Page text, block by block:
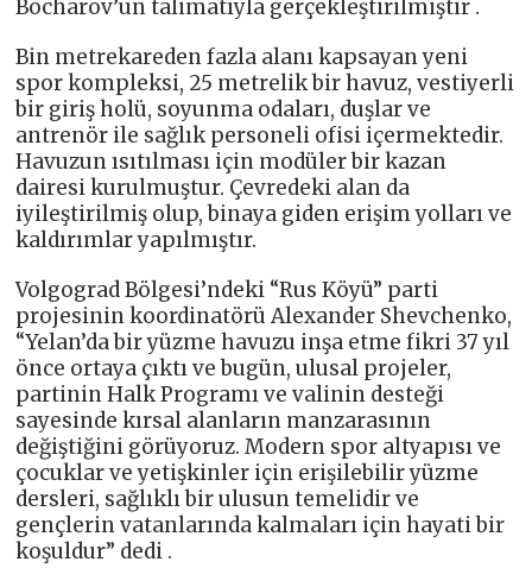
Bocharov’un talimatıyla gerçekleştirilmiştir .
Bin metrekareden fazla alanı kapsayan yeni
spor kompleksi, 25 metrelik bir havuz, vestiyerli
bir giriş holü, soyunma odaları, duşlar ve
antrenör ile sağlık personeli ofisi içermektedir.
Havuzun ısıtılması için modüler bir kazan
dairesi kurulmuştur. Çevredeki alan da
iyileştirilmiş olup, binaya giden erişim yolları ve
kaldırımlar yapılmıştır.
Volgograd Bölgesi’ndeki “Rus Köyü” parti
projesinin koordinatörü Alexander Shevchenko,
“Yelan’da bir yüzme havuzu inşa etme fikri 37 yıl
önce ortaya çıktı ve bugün, ulusal projeler,
partinin Halk Programı ve valinin desteği
sayesinde kırsal alanların manzarasının
değiştiğini görüyoruz. Modern spor altyapısı ve
çocuklar ve yetişkinler için erişilebilir yüzme
dersleri, sağlıklı bir ulusun temelidir ve
gençlerin vatanlarında kalmaları için hayati bir
koşuldur” dedi .